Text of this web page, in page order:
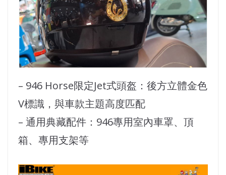
– 946 Horse限定Jet式頭盔：後方立體金色
V標識，與車款主題高度匹配
– 通用典藏配件：946專用室內車罩、頂
箱、專用支架等